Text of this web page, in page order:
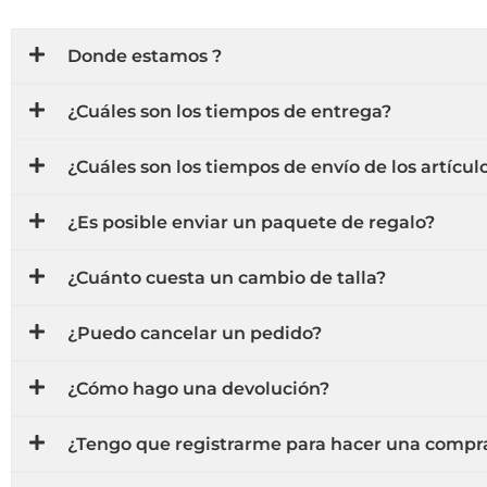
Donde estamos ?
¿Cuáles son los tiempos de entrega?
¿Cuáles son los tiempos de envío de los
¿Es posible enviar un paquete de regalo?
¿Cuánto cuesta un cambio de talla?
¿Puedo cancelar un pedido?
¿Cómo hago una devolución?
¿Tengo que registrarme para hacer una